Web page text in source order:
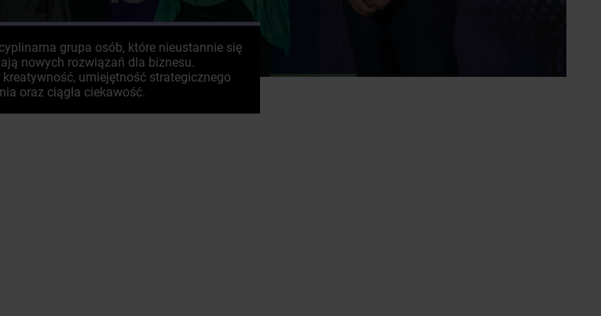
grupa osób, które nieustannie się
nowych rozwiązań dla biznesu.
kreatywność, umiejętność strategicznego
oraz ciągła ciekawość.